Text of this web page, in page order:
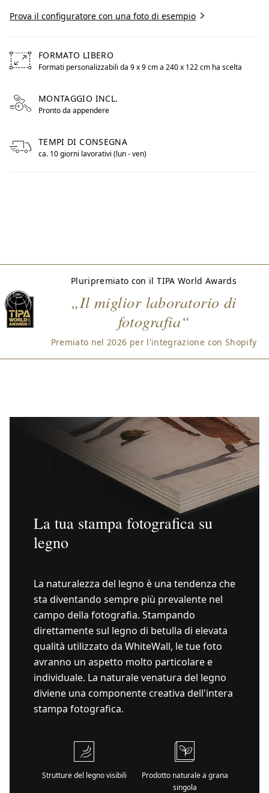
Prova il configuratore con una foto di esempio
FORMATO LIBERO
Formati personalizzabili da 9 x 9 cm a 240 x 122 cm ha scelta
MONTAGGIO INCL.
Pronto da appendere
TEMPI DI CONSEGNA
ca. 10 giorni lavorativi (lun - ven)
Pluripremiato con il TIPA World Awards
„Il miglior laboratorio di
fotografia“
Premiato nel 2026 per l'integrazione con Shopify
La tua stampa fotografica su
legno
La naturalezza del legno è una tendenza che
sta diventando sempre più prevalente nel
campo della fotografia. Stampando
direttamente sul legno di betulla di elevata
qualità utilizzato da WhiteWall, le tue foto
avranno un aspetto molto particolare e
individuale. La naturale venatura del legno
diviene una componente creativa dell'intera
stampa fotografica.
Strutture del legno visibili
Prodotto naturale a grana
singola